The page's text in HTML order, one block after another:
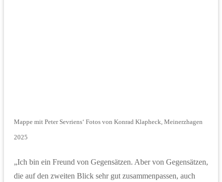
Mappe mit Peter Sevriens‘ Fotos von Konrad Klapheck, Meinerzhagen
2025
„Ich bin ein Freund von Gegensätzen. Aber von Gegensätzen,
die auf den zweiten Blick sehr gut zusammenpassen, auch